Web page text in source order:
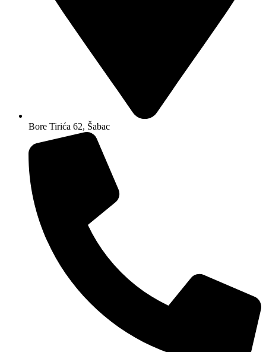
Bore Tirića 62, Šabac